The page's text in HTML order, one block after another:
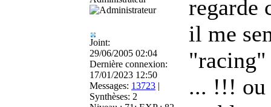
Joint:
29/06/2005 02:04
Dernière connexion:
17/01/2023 12:50
Messages: 13723 |
Synthèses: 2
regarde
il me
"racing"
... !!! ou